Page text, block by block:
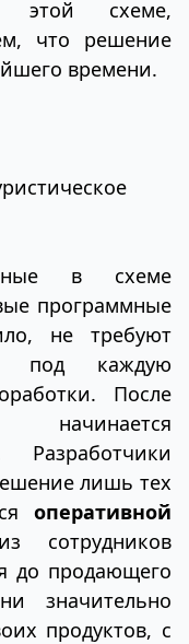
этой схеме,
что решение
времени.
в схеме
программные
не требуют
под каждую
После
начинается
Разработчики
лишь тех
оперативной
сотрудников
до продающего
значительно
продуктов, с